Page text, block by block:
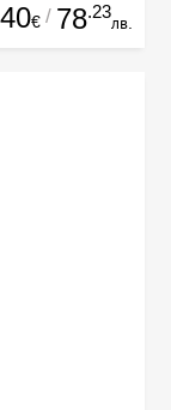
40€ / 78.23
лв.